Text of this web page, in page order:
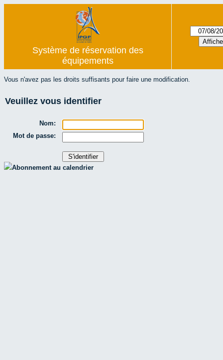
Système de réservation des
équipements
Vous n'avez pas les droits suffisants pour faire une modification.
Veuillez vous identifier
Nom:
Mot de passe:
Abonnement au calendrier